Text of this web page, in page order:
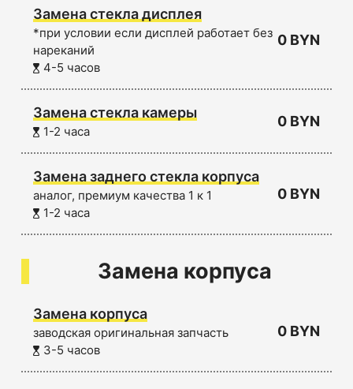
Замена стекла дисплея
*при условии если дисплей работает без
нареканий
4-5 часов
0 BYN
Замена стекла камеры
1-2 часа
0 BYN
Замена заднего стекла корпуса
аналог, премиум качества 1 к 1
1-2 часа
0 BYN
Замена корпуса
Замена корпуса
заводская оригинальная запчасть
3-5 часов
0 BYN